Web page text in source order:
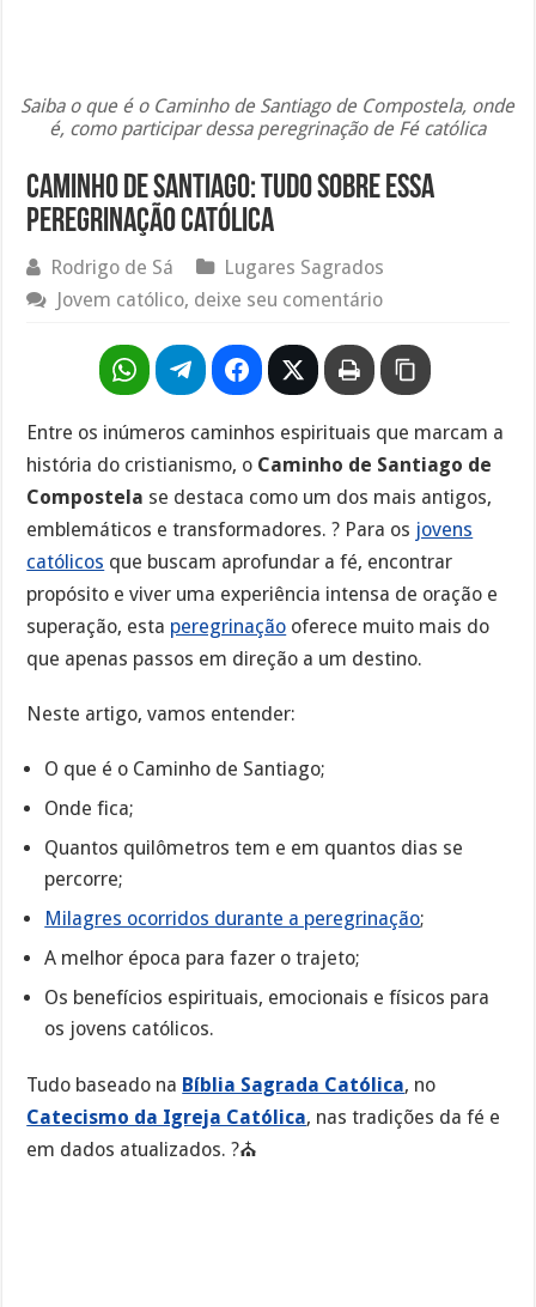
Saiba o que é o Caminho de Santiago de Compostela, onde
é, como participar dessa peregrinação de Fé católica
Caminho de Santiago: Tudo sobre essa
peregrinação católica
Rodrigo de Sá
Lugares Sagrados
Jovem católico, deixe seu comentário
Entre os inúmeros caminhos espirituais que marcam a
história do cristianismo, o Caminho de Santiago de
Compostela se destaca como um dos mais antigos,
emblemáticos e transformadores. ? Para os jovens
católicos que buscam aprofundar a fé, encontrar
propósito e viver uma experiência intensa de oração e
superação, esta peregrinação oferece muito mais do
que apenas passos em direção a um destino.
Neste artigo, vamos entender:
O que é o Caminho de Santiago;
Onde fica;
Quantos quilômetros tem e em quantos dias se
percorre;
Milagres ocorridos durante a peregrinação;
A melhor época para fazer o trajeto;
Os benefícios espirituais, emocionais e físicos para
os jovens católicos.
Tudo baseado na Bíblia Sagrada Católica, no
Catecismo da Igreja Católica, nas tradições da fé e
em dados atualizados. ?⛪